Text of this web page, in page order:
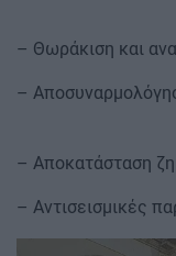
– Θωράκιση και
–
– Αποκατάσταση
– Αντισεισμικές